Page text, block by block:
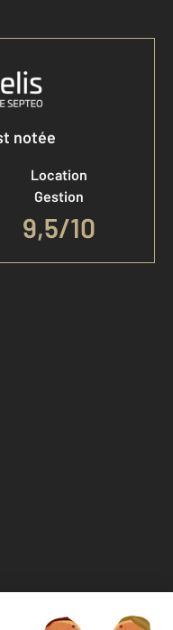
notée
Location
Gestion
9,5/10